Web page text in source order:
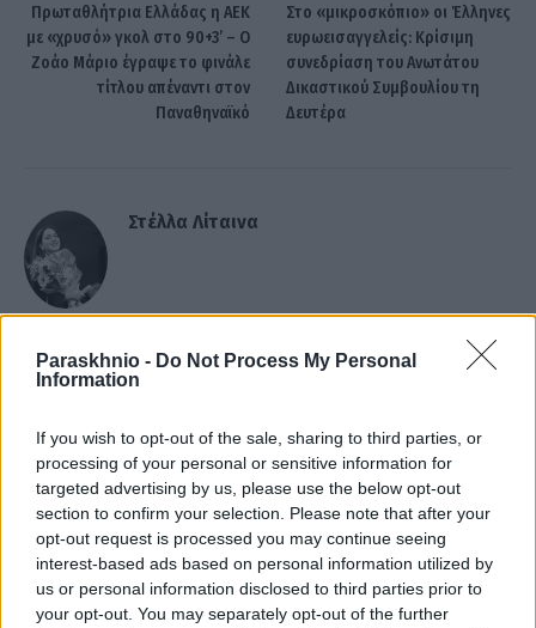
Paraskhnio - Do Not Process My Personal
Information
If you wish to opt-out of the sale, sharing to third parties, or
processing of your personal or sensitive information for
targeted advertising by us, please use the below opt-out
section to confirm your selection. Please note that after your
opt-out request is processed you may continue seeing
interest-based ads based on personal information utilized by
us or personal information disclosed to third parties prior to
your opt-out. You may separately opt-out of the further
Πρωταθλήτρια Ελλάδας η ΑΕΚ
με «χρυσό» γκολ στο 90+3’ – Ο
Ζοάο Μάριο έγραψε το φινάλε
τίτλου απέναντι στον
Παναθηναϊκό
Στο «μικροσκόπιο» οι Έλληνες
ευρωεισαγγελείς: Κρίσιμη
συνεδρίαση του Ανωτάτου
Δικαστικού Συμβουλίου τη
Δευτέρα
Στέλλα Λίταινα
ΣΧΕΤΙΚΑΑΡΘΡΑ